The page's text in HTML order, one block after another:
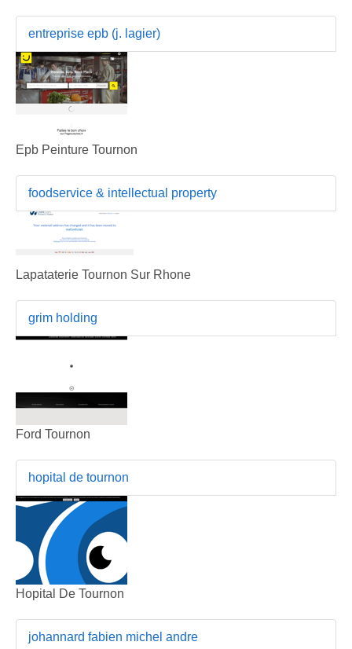
entreprise epb (j. lagier)
Epb Peinture Tournon
foodservice & intellectual property
Lapataterie Tournon Sur Rhone
grim holding
Ford Tournon
hopital de tournon
Hopital De Tournon
johannard fabien michel andre